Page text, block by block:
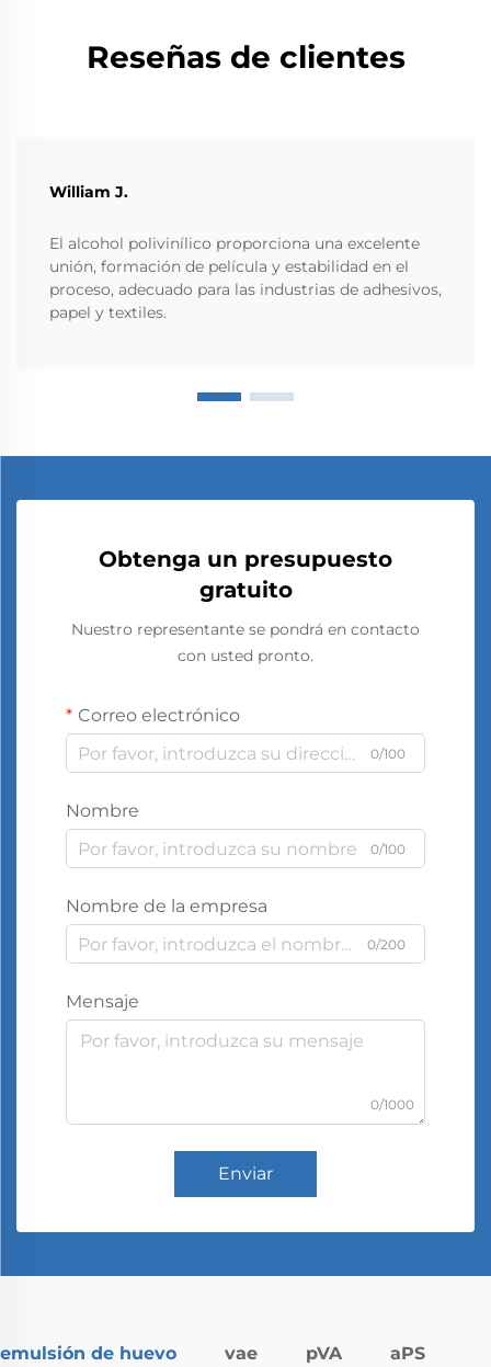
Reseñas de clientes
William J.
El alcohol polivinílico proporciona una excelente
unión, formación de película y estabilidad en el
proceso, adecuado para las industrias de adhesivos,
papel y textiles.
Obtenga un presupuesto
gratuito
Nuestro representante se pondrá en contacto
con usted pronto.
Correo electrónico
0/100
Nombre
0/100
Nombre de la empresa
0/200
Mensaje
0/1000
Enviar
emulsión de huevo vae pVA aPS